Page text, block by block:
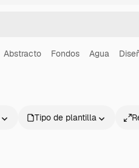
Abstracto Fondos Agua
Tipo de plantilla